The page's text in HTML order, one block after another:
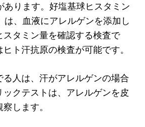
あります。好塩基球ヒスタミン
は、血液にアレルゲンを添加し
スタミン量を確認する検査で
ト汗抗原の検査が可能です。
る人は、汗がアレルゲンの場合
ックテストは、アレルゲンを皮
します。